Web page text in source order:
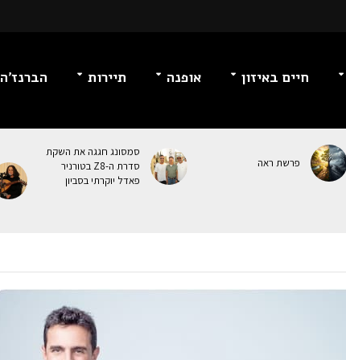
חיים באיזון אופנה תיירות הברנז’ה
פרשת ראה
סמסונג חגגה את השקת
סדרת ה-Z8 בטורניר
פאדל יוקרתי בסביון